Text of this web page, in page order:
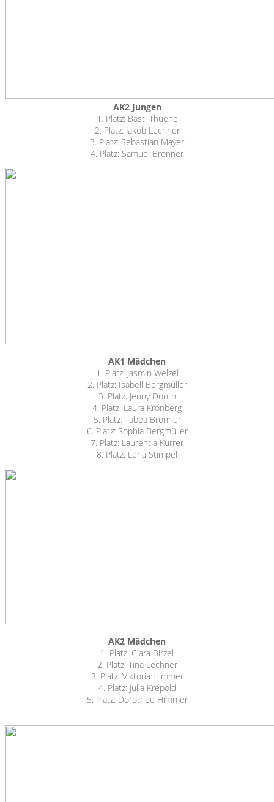
AK2 Jungen
1. Platz: Basti Thuene
2. Platz: Jakob Lechner
3. Platz: Sebastian Mayer
4. Platz: Samuel Bronner
AK1 Mädchen
1. Platz: Jasmin Welzel
2. Platz: Isabell Bergmüller
3. Platz: Jenny Donth
4. Platz: Laura Kronberg
5. Platz: Tabea Bronner
6. Platz: Sophia Bergmüller
7. Platz: Laurentia Kurrer
8. Platz: Lena Stimpel
AK2 Mädchen
1. Platz: Clara Birzel
2. Platz: Tina Lechner
3. Platz: Viktoria Himmer
4. Platz: Julia Krepold
5. Platz: Dorothee Himmer